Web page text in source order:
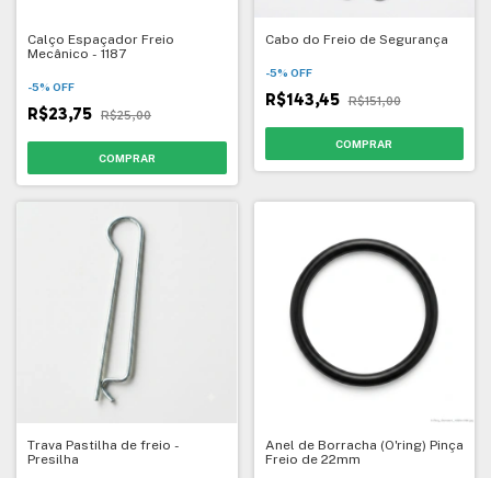
Calço Espaçador Freio
Mecânico - 1187
-5% OFF
R$23,75 R$25,00
Cabo do Freio de Segurança
-5% OFF
R$143,45 R$151,00
Trava Pastilha de freio -
Presilha
Anel de Borracha (O'ring) Pinça
Freio de 22mm